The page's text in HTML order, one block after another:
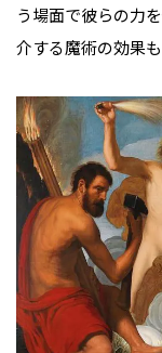
う場面で彼らの力
介する魔術の効果